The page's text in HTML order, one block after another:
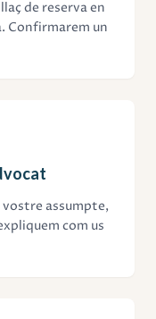
de reserva en
Confirmarem un
assumpte,
com us